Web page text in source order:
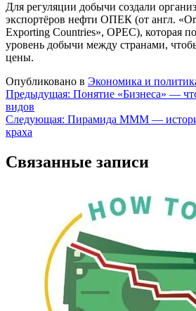
Для регуляции добычи создали
экспортёров нефти ОПЕК (от англ.
Exporting Countries», OPEC), которая
уровень добычи между странами,
цены.
Опубликовано в Экономика и
Навигация
по
записям
Предыдущая: Понятие «Бизнеса» —
видов
Следующая: Пирамида МММ —
краха
Связанные записи